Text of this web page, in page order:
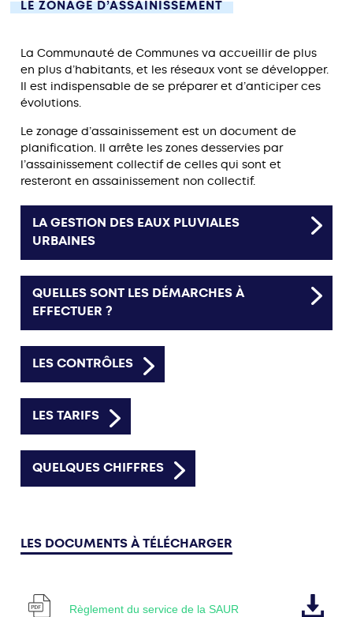
LE ZONAGE D’ASSAINISSEMENT
La Communauté de Communes va accueillir de plus
en plus d’habitants, et les réseaux vont se développer.
Il est indispensable de se préparer et d’anticiper ces
évolutions.
Le zonage d’assainissement est un document de
planification. Il arrête les zones desservies par
l’assainissement collectif de celles qui sont et
resteront en assainissement non collectif.
LA GESTION DES EAUX PLUVIALES
URBAINES
QUELLES SONT LES DÉMARCHES À
EFFECTUER ?
LES CONTRÔLES
LES TARIFS
QUELQUES CHIFFRES
LES DOCUMENTS À TÉLÉCHARGER
Règlement du service de la SAUR